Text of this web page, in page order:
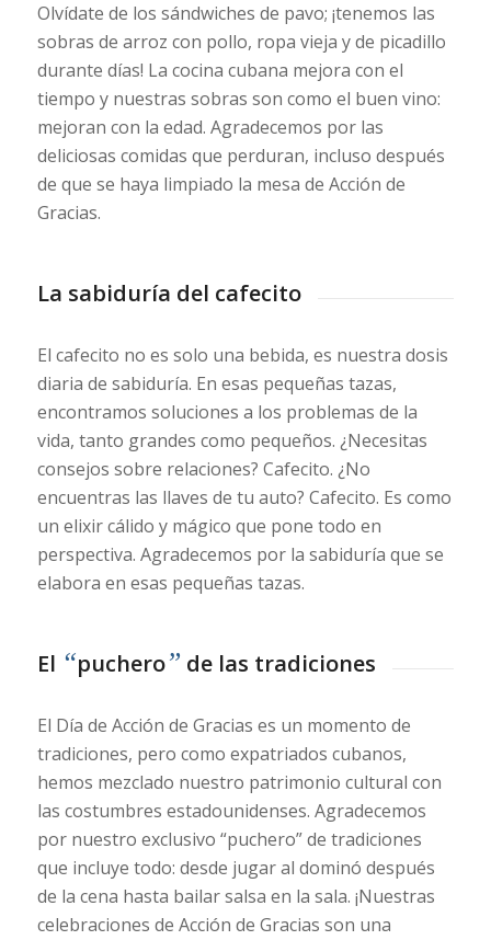
Olvídate de los sándwiches de pavo; ¡tenemos las
sobras de arroz con pollo, ropa vieja y de picadillo
durante días! La cocina cubana mejora con el
tiempo y nuestras sobras son como el buen vino:
mejoran con la edad. Agradecemos por las
deliciosas comidas que perduran, incluso después
de que se haya limpiado la mesa de Acción de
Gracias.
La sabiduría del cafecito
El cafecito no es solo una bebida, es nuestra dosis
diaria de sabiduría. En esas pequeñas tazas,
encontramos soluciones a los problemas de la
vida, tanto grandes como pequeños. ¿Necesitas
consejos sobre relaciones? Cafecito. ¿No
encuentras las llaves de tu auto? Cafecito. Es como
un elixir cálido y mágico que pone todo en
perspectiva. Agradecemos por la sabiduría que se
elabora en esas pequeñas tazas.
El “puchero” de las tradiciones
El Día de Acción de Gracias es un momento de
tradiciones, pero como expatriados cubanos,
hemos mezclado nuestro patrimonio cultural con
las costumbres estadounidenses. Agradecemos
por nuestro exclusivo “puchero” de tradiciones
que incluye todo: desde jugar al dominó después
de la cena hasta bailar salsa en la sala. ¡Nuestras
celebraciones de Acción de Gracias son una